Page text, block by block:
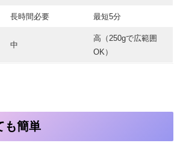
長時間必要 最短5分
中
高（250gで広範囲
OK）
も簡単